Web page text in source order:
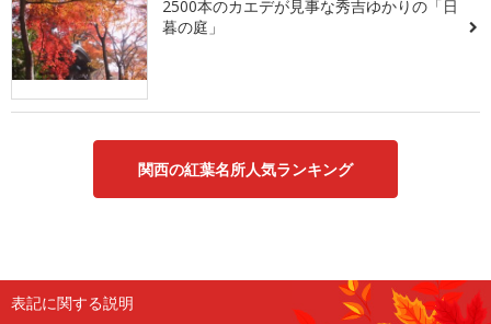
2500本のカエデが見事な秀吉ゆかりの「日
暮の庭」
関西の紅葉名所人気ランキング
表記に関する説明